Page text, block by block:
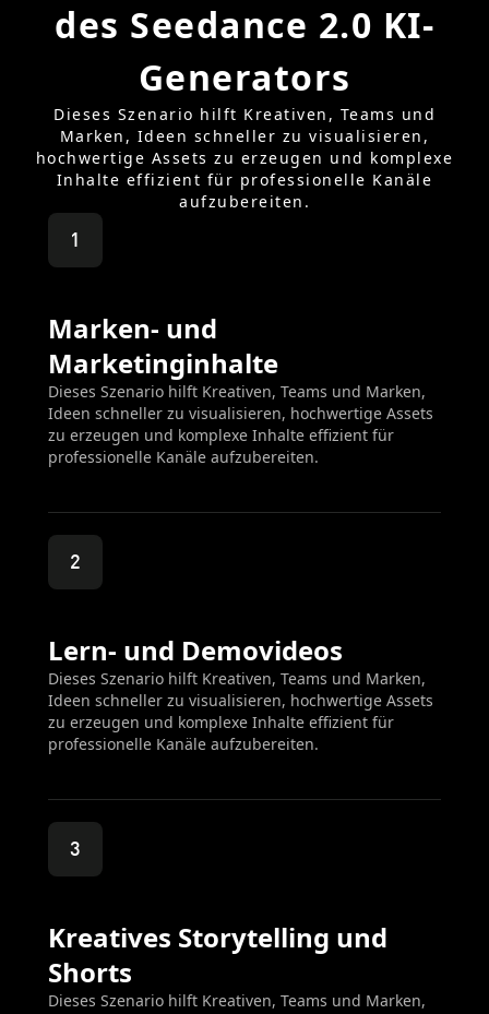
des Seedance 2.0 KI-
Generators
Dieses Szenario hilft Kreativen, Teams und
Marken, Ideen schneller zu visualisieren,
hochwertige Assets zu erzeugen und komplexe
Inhalte effizient für professionelle Kanäle
aufzubereiten.
1
Marken- und
Marketinginhalte
Dieses Szenario hilft Kreativen, Teams und Marken,
Ideen schneller zu visualisieren, hochwertige Assets
zu erzeugen und komplexe Inhalte effizient für
professionelle Kanäle aufzubereiten.
2
Lern- und Demovideos
Dieses Szenario hilft Kreativen, Teams und Marken,
Ideen schneller zu visualisieren, hochwertige Assets
zu erzeugen und komplexe Inhalte effizient für
professionelle Kanäle aufzubereiten.
3
Kreatives Storytelling und
Shorts
Dieses Szenario hilft Kreativen, Teams und Marken,